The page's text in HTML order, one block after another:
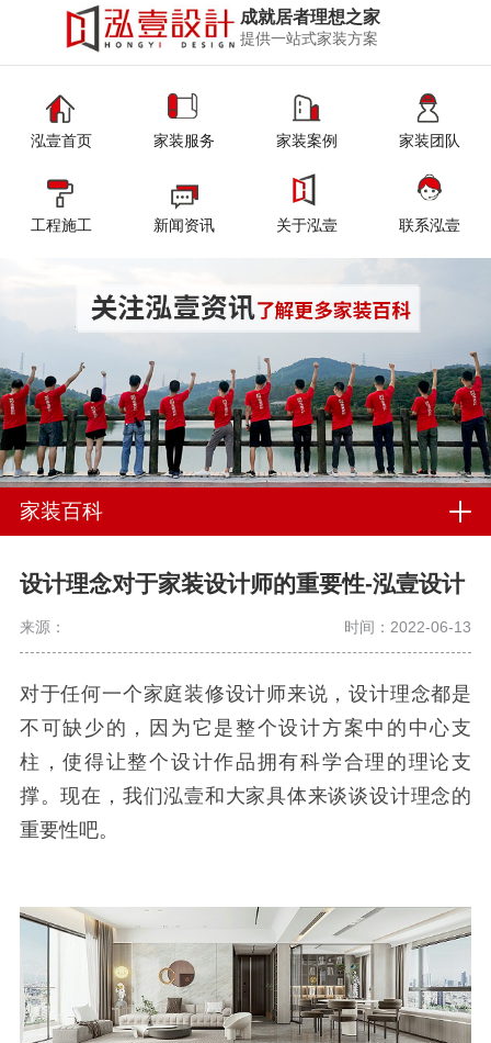
成就居者理想之家
提供一站式家装方案
泓壹首页 家装服务 家装案例 家装团队
工程施工 新闻资讯 关于泓壹 联系泓壹
家装百科
设计理念对于家装设计师的重要性-泓壹设计
来源： 时间：2022-06-13
对于任何一个家庭装修设计师来说，设计理念都是
不可缺少的，因为它是整个设计方案中的中心支
柱，使得让整个设计作品拥有科学合理的理论支
撑。现在，我们泓壹和大家具体来谈谈设计理念的
重要性吧。